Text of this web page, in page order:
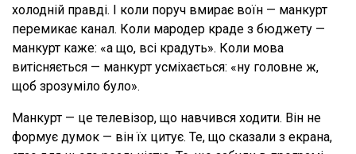
холодній правді. І коли поруч вмирає воїн — манкурт
перемикає канал. Коли мародер краде з бюджету —
манкурт каже: «а що, всі крадуть». Коли мова
витісняється — манкурт усміхається: «ну головне ж,
щоб зрозуміло було».
Манкурт — це телевізор, що навчився ходити. Він не
формує думок — він їх цитує. Те, що сказали з екрана,